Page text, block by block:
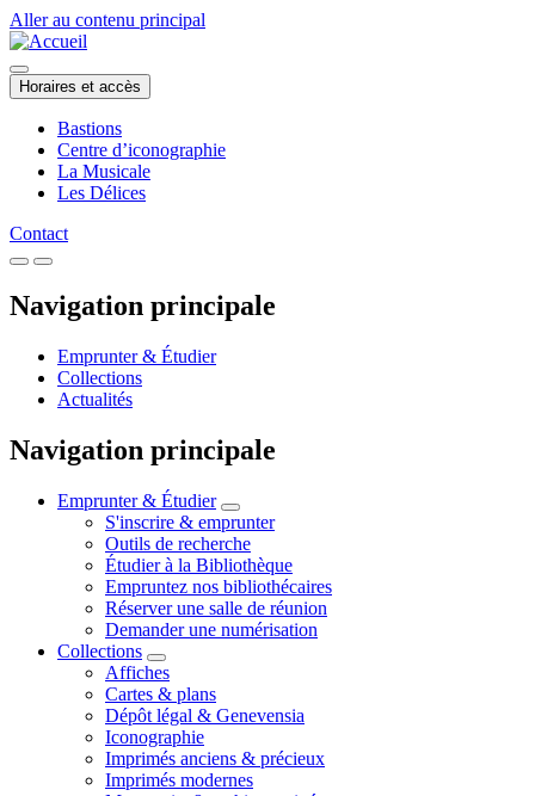
Aller au contenu principal
Horaires et accès
Bastions
Centre d’iconographie
La Musicale
Les Délices
Contact
Navigation principale
Emprunter & Étudier
Collections
Actualités
Navigation principale
Emprunter & Étudier
S'inscrire & emprunter
Outils de recherche
Étudier à la Bibliothèque
Empruntez nos bibliothécaires
Réserver une salle de réunion
Demander une numérisation
Collections
Affiches
Cartes & plans
Dépôt légal & Genevensia
Iconographie
Imprimés anciens & précieux
Imprimés modernes